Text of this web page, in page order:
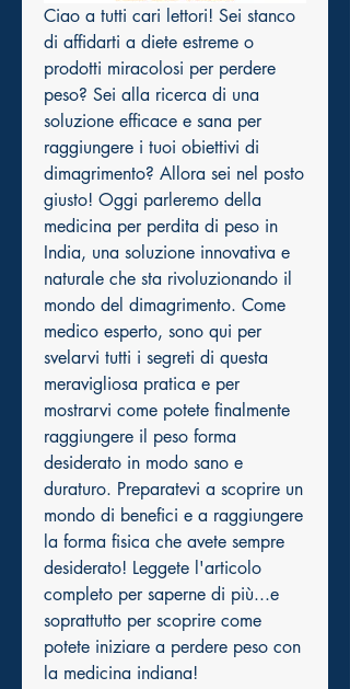
Ciao a tutti cari lettori! Sei stanco
di affidarti a diete estreme o
prodotti miracolosi per perdere
peso? Sei alla ricerca di una
soluzione efficace e sana per
raggiungere i tuoi obiettivi di
dimagrimento? Allora sei nel posto
giusto! Oggi parleremo della
medicina per perdita di peso in
India, una soluzione innovativa e
naturale che sta rivoluzionando il
mondo del dimagrimento. Come
medico esperto, sono qui per
svelarvi tutti i segreti di questa
meravigliosa pratica e per
mostrarvi come potete finalmente
raggiungere il peso forma
desiderato in modo sano e
duraturo. Preparatevi a scoprire un
mondo di benefici e a raggiungere
la forma fisica che avete sempre
desiderato! Leggete l'articolo
completo per saperne di più...e
soprattutto per scoprire come
potete iniziare a perdere peso con
la medicina indiana!